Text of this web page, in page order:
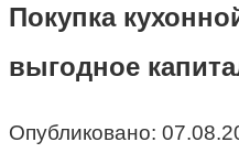
Покупка
выгодное
Опубликовано: